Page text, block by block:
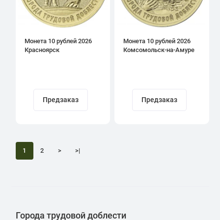
Монета 10 рублей 2026
Красноярск
Предзаказ
Монета 10 рублей 2026
Комсомольск-на-Амуре
Предзаказ
1 2 > >|
Города трудовой доблести